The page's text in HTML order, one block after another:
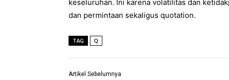
keseluruhan. Ini karena volatilitas dan
dan permintaan sekaligus quotation.
TAG Q
Artikel Sebelumnya